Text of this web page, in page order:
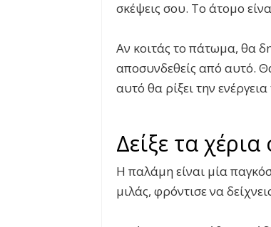
σκέψεις σου. Το άτομο
Αν κοιτάς το πάτωμα, θα
αποσυνδεθείς από αυτό.
αυτό θα ρίξει την
Δείξε τα
Η παλάμη είναι μία
μιλάς, φρόντισε να